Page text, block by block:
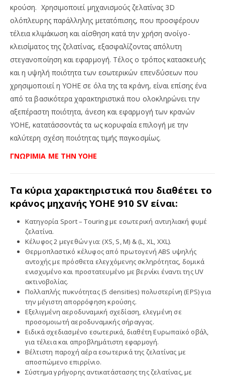
κρούση. Χρησιμοποιεί μηχανισμούς ζελατίνας 3D
ολόπλευρης παράλληλης μετατόπισης, που προσφέρουν
τέλεια κλιμάκωση και αίσθηση κατά την χρήση ανοίγο-
κλεισίματος της ζελατίνας, εξασφαλίζοντας απόλυτη
στεγανοποίηση και εφαρμογή. Τέλος ο τρόπος κατασκευής
και η υψηλή ποιότητα των εσωτερικών επενδύσεων που
χρησιμοποιεί η YOHE σε όλα της τα κράνη, είναι επίσης ένα
από τα βασικότερα χαρακτηριστικά που ολοκληρώνει την
αξεπέραστη ποιότητα, άνεση και εφαρμογή των κρανών
YOHE, κατατάσσοντάς τα ως κορυφαία επιλογή με την
καλύτερη σχέση ποιότητας τιμής παγκοσμίως.
ΓΝΩΡΙΜΙΑ ΜΕ ΤΗΝ YOHE
Τα κύρια χαρακτηριστικά που διαθέτει το
κράνος μηχανήςYOHE 910 SV είναι:
Κατηγορία Sport – Touring με εσωτερική αντιηλιακή φυμέ
ζελατίνα.
Κέλυφος 2 μεγεθών για: (XS, S, M) & (L, XL, XXL).
Θερμοπλαστικό κέλυφος από πρωτογενή ABS υψηλής
αντοχής με πρόσθετα ελεγχόμενης σκληρότητας, δομικά
ενισχυμένο και προστατευμένο με βερνίκι έναντι της UV
ακτινοβολίας.
Πολλαπλής πυκνότητας (5 densities) πολυστερίνη (EPS) για
την μέγιστη απορρόφηση κρούσης.
Εξελιγμένη αεροδυναμική σχεδίαση, ελεγμένη σε
προσομοιωτή αεροδυναμικής σήραγγας.
Ειδικά σχεδιασμένο εσωτερικά, διαθέτη Ευρωπαϊκό οβάλ,
για τέλεια και απροβλημάτιστη εφαρμογή.
Βέλτιστη παροχή αέρα εσωτερικά της ζελατίνας με
αποσπώμενο επιρρίνιο.
Σύστημα γρήγορης αντικατάστασης της ζελατίνας, με